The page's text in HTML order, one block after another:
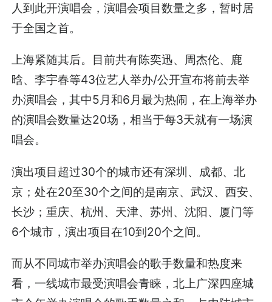
人到此开演唱会，演唱会项目数量之多，暂时居
于全国之首。
上海紧随其后。目前共有陈奕迅、周杰伦、鹿
晗、李宇春等43位艺人举办/公开宣布将前去举
办演唱会，其中5月和6月最为热闹，在上海举办
的演唱会数量达20场，相当于每3天就有一场演
唱会。
演出项目超过30个的城市还有深圳、成都、北
京；处在20至30个之间的是南京、武汉、西安、
长沙；重庆、杭州、天津、苏州、沈阳、厦门等
6个城市，演出项目在10到20个之间。
而从不同城市举办演唱会的歌手数量和热度来
看，一线城市最受演唱会青睐，北上广深四座城